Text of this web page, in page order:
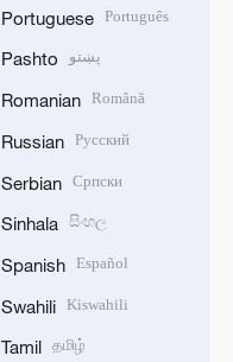
Portuguese Português
Pashto پښتو
Romanian Română
Russian Русский
Serbian Српски
Sinhala සිංහල
Spanish Español
Swahili Kiswahili
Tamil தமிழ்